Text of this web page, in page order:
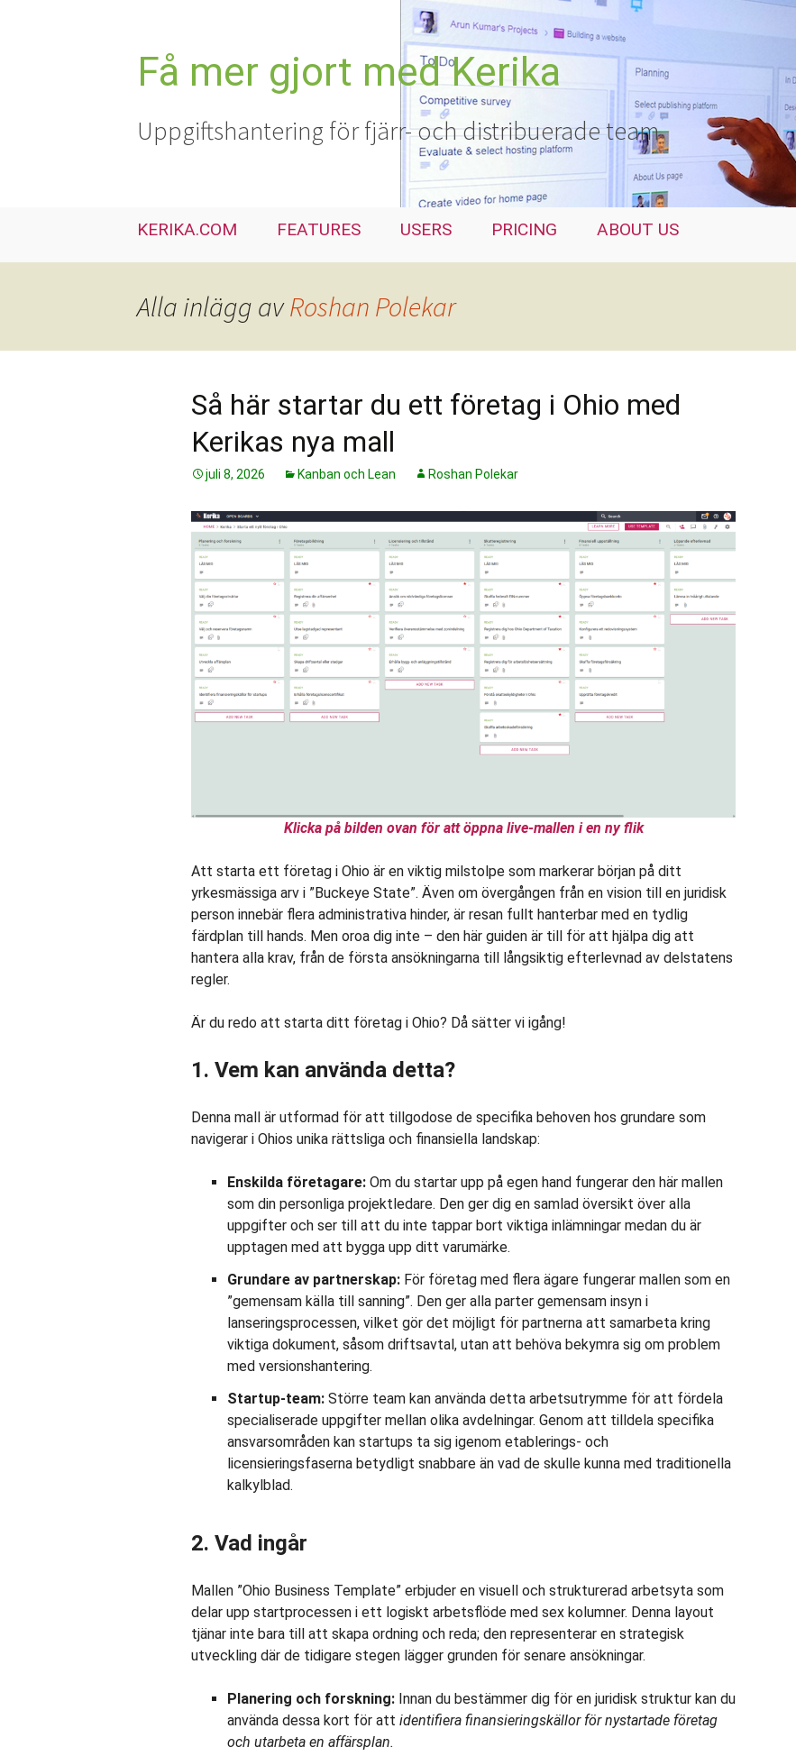
Få mer gjort med Kerika
Uppgiftshantering för fjärr- och distribuerade team
KERIKA.COM FEATURES USERS PRICING ABOUT US
Alla inlägg avRoshan Polekar
Så här startar du ett företag i Ohio med
Kerikas nya mall
juli 8, 2026 Kanban och Lean Roshan Polekar
Klicka på bilden ovan för att öppna live-mallen i en ny flik
Att starta ett företag i Ohio är en viktig milstolpe som markerar början på ditt
yrkesmässiga arv i ”Buckeye State”. Även om övergången från en vision till en juridisk
person innebär flera administrativa hinder, är resan fullt hanterbar med en tydlig
färdplan till hands. Men oroa dig inte – den här guiden är till för att hjälpa dig att
hantera alla krav, från de första ansökningarna till långsiktig efterlevnad av delstatens
regler.
Är du redo att starta ditt företag i Ohio? Då sätter vi igång!
1. Vem kan använda detta?
Denna mall är utformad för att tillgodose de specifika behoven hos grundare som
navigerar i Ohios unika rättsliga och finansiella landskap:
Enskilda företagare: Om du startar upp på egen hand fungerar den här mallen
som din personliga projektledare. Den ger dig en samlad översikt över alla
uppgifter och ser till att du inte tappar bort viktiga inlämningar medan du är
upptagen med att bygga upp ditt varumärke.
Grundare av partnerskap: För företag med flera ägare fungerar mallen som en
”gemensam källa till sanning”. Den ger alla parter gemensam insyn i
lanseringsprocessen, vilket gör det möjligt för partnerna att samarbeta kring
viktiga dokument, såsom driftsavtal, utan att behöva bekymra sig om problem
med versionshantering.
Startup-team: Större team kan använda detta arbetsutrymme för att fördela
specialiserade uppgifter mellan olika avdelningar. Genom att tilldela specifika
ansvarsområden kan startups ta sig igenom etablerings- och
licensieringsfaserna betydligt snabbare än vad de skulle kunna med traditionella
kalkylblad.
2. Vad ingår
Mallen ”Ohio Business Template” erbjuder en visuell och strukturerad arbetsyta som
delar upp startprocessen i ett logiskt arbetsflöde med sex kolumner. Denna layout
tjänar inte bara till att skapa ordning och reda; den representerar en strategisk
utveckling där de tidigare stegen lägger grunden för senare ansökningar.
Planering och forskning: Innan du bestämmer dig för en juridisk struktur kan du
använda dessa kort för att identifiera finansieringskällor för nystartade företag
och utarbeta en affärsplan.